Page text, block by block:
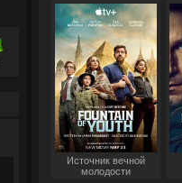
Источник вечной
молодости